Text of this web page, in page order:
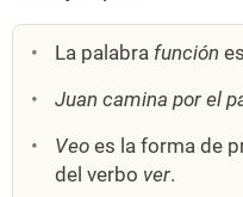
La palabra función
Juan camina por el
Veo es la forma de
del verbo ver.